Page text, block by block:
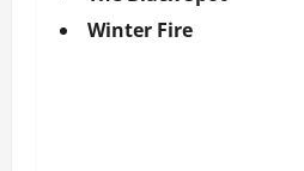
Winter Fire